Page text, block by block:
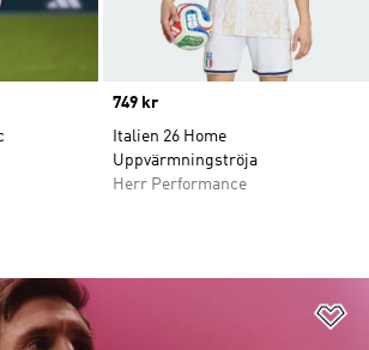
Price
749 kr
Italien 26 Home
Uppvärmningströja
Herr Performance